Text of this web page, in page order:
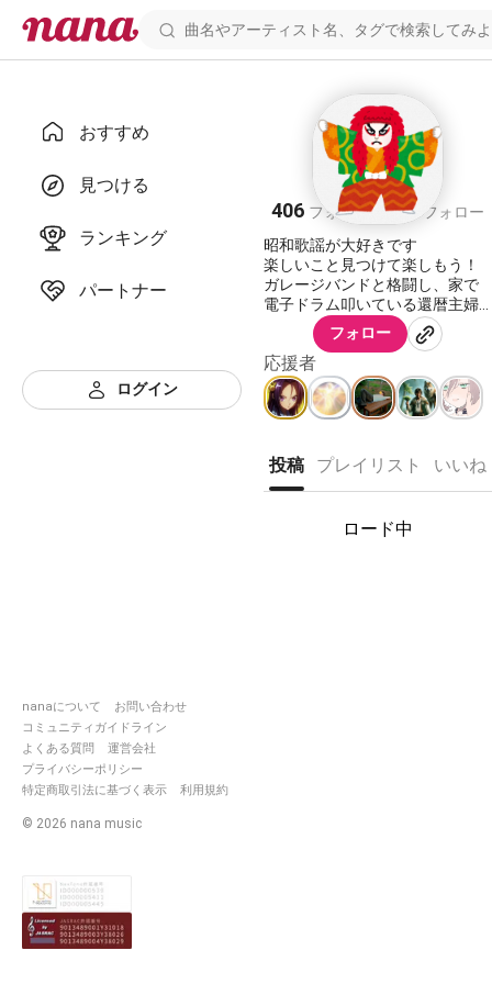
おすすめ
見つける
ランキング
パートナー
ログイン
nanaについて
お問い合わせ
コミュニティガイドライン
よくある質問
運営会社
プライバシーポリシー
特定商取引法に基づく表示
利用規約
© 2026 nana music
スカリー
406 フォロワー468 フォロー
昭和歌謡が大好きです
楽しいこと見つけて楽しもう！
ガレージバンドと格闘し、家で
電子ドラム叩いている還暦主婦
です。ˊ̱˂˃ˋ̱ )
好物は古い歌です！演歌、軍歌
も大好物！
I like retro songs.
フォロー
応援者
投稿 プレイリスト いいね
ロード中